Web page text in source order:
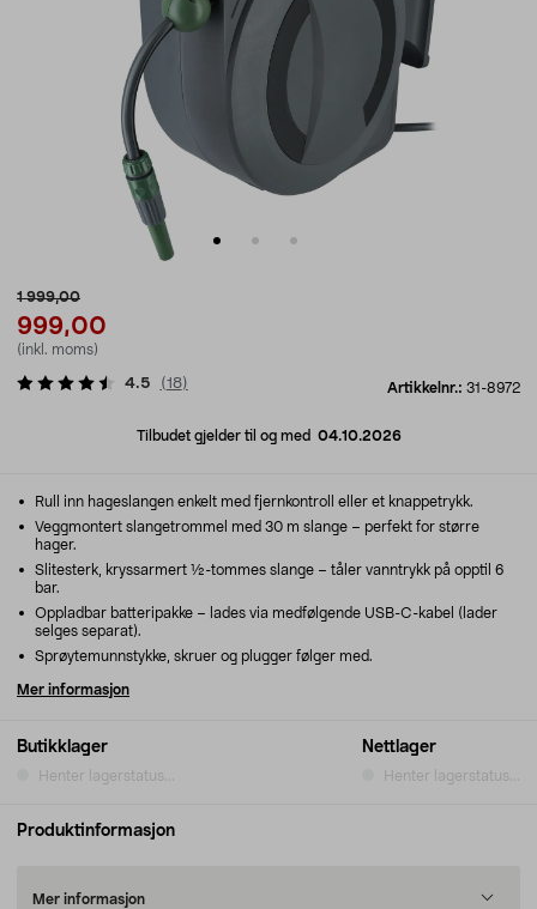
1 999,00
999,00
(inkl. moms)
Artikkelnr.: 31-8972
4.5 (18)
Tilbudet gjelder til og med 04.10.2026
Butikklager
Henter lagerstatus...
Nettlager
Henter lagerstatus...
Rull inn hageslangen enkelt med fjernkontroll eller et knappetrykk.
Veggmontert slangetrommel med 30 m slange – perfekt for større
hager.
Slitesterk, kryssarmert ½-tommes slange – tåler vanntrykk på opptil 6
bar.
Oppladbar batteripakke – lades via medfølgende USB-C-kabel (lader
selges separat).
Sprøytemunnstykke, skruer og plugger følger med.
Mer informasjon
Produktinformasjon
Mer informasjon